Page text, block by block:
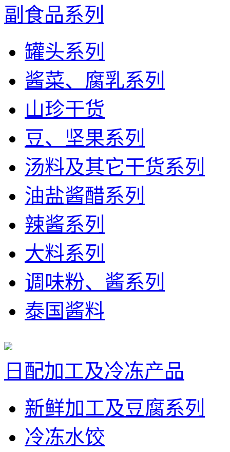
副食品系列
罐头系列
酱菜、腐乳系列
山珍干货
豆、坚果系列
汤料及其它干货系列
油盐酱醋系列
辣酱系列
大料系列
调味粉、酱系列
泰国酱料
日配加工及冷冻产品
新鲜加工及豆腐系列
冷冻水饺